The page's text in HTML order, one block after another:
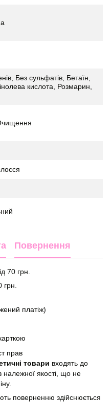
Без сульфатів, Бетаїн,
кислота, Розмарин,
Повернення
70 грн.
платіж)
прав
товари входять до
належної якості, що не
поверненню здійснюється